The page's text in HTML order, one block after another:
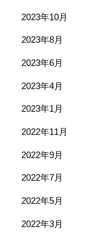
2023年10月
2023年8月
2023年6月
2023年4月
2023年1月
2022年11月
2022年9月
2022年7月
2022年5月
2022年3月